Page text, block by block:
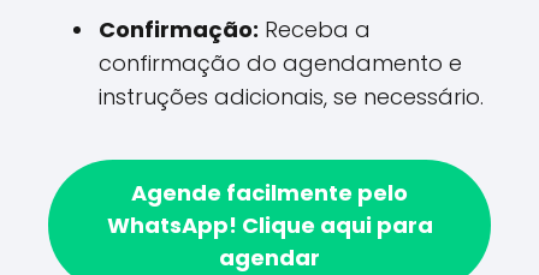
Confirmação: Receba a
confirmação do agendamento e
instruções adicionais, se necessário.
Agende facilmente pelo
WhatsApp! Clique aqui para
agendar